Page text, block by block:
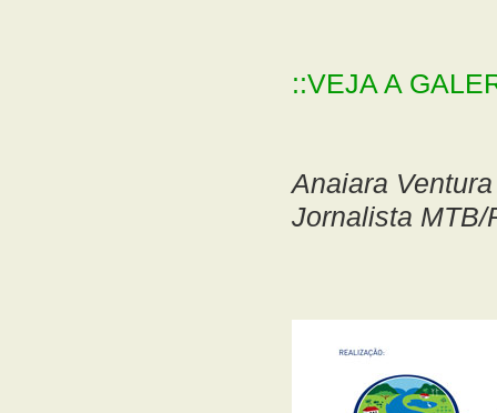
::VEJA A
Anaiara
Jornalista MTB/